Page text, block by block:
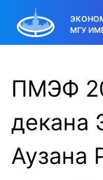
МГУ
ПМЭФ
декана
Аузана